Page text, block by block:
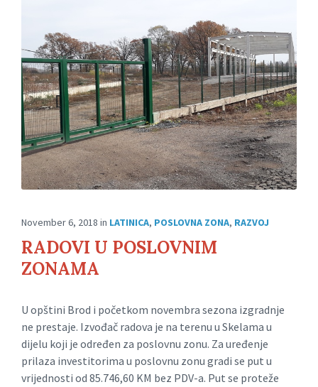
November 6, 2018 in LATINICA, POSLOVNA ZONA, RAZVOJ
RADOVI U POSLOVNIM
ZONAMA
U opštini Brod i početkom novembra sezona izgradnje
ne prestaje. Izvođač radova je na terenu u Skelama u
dijelu koji je određen za poslovnu zonu. Za uređenje
prilaza investitorima u poslovnu zonu gradi se put u
vrijednosti od 85.746,60 KM bez PDV-a. Put se proteže